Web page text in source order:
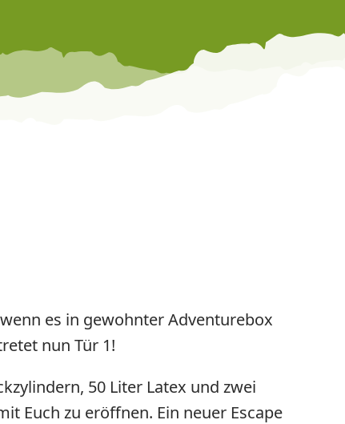
es in gewohnter Adventurebox
nun Tür 1!
50 Liter Latex und zwei
Euch zu eröffnen. Ein neuer Escape